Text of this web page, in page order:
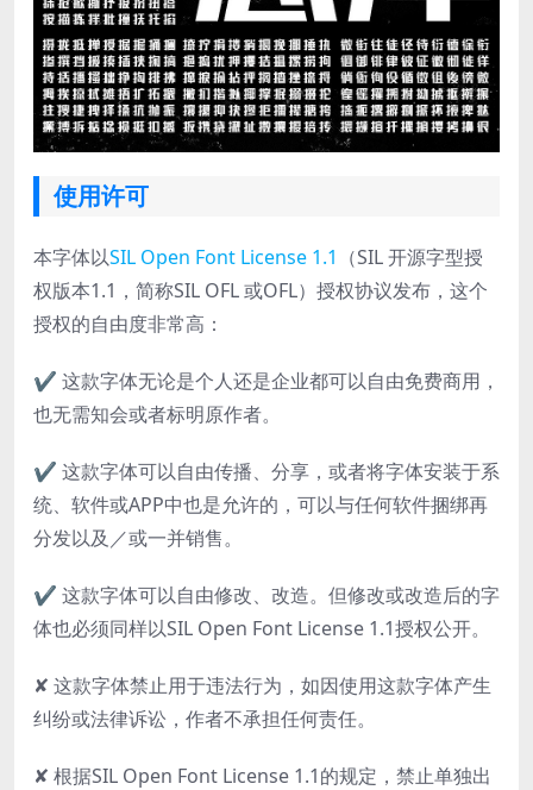
使用许可
本字体以SIL Open Font License 1.1 （SIL 开源字型授
权版本1.1，简称SIL OFL 或OFL）授权协议发布，这个
授权的自由度非常高：
✔ 这款字体无论是个人还是企业都可以自由免费商用，
也无需知会或者标明原作者。
✔ 这款字体可以自由传播、分享，或者将字体安装于系
统、软件或APP中也是允许的，可以与任何软件捆绑再
分发以及／或一并销售。
✔ 这款字体可以自由修改、改造。但修改或改造后的字
体也必须同样以SIL Open Font License 1.1授权公开。
✘ 这款字体禁止用于违法行为，如因使用这款字体产生
纠纷或法律诉讼，作者不承担任何责任。
✘ 根据SIL Open Font License 1.1的规定，禁止单独出